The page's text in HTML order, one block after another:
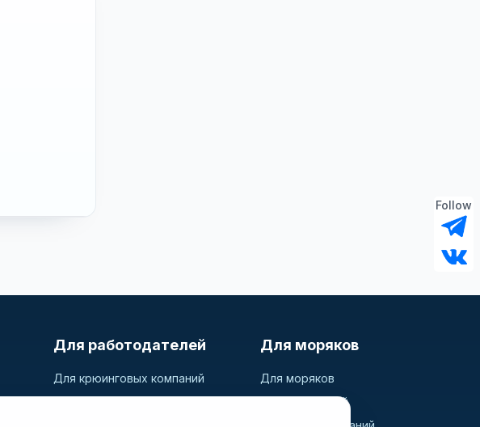
Follow
Для работодателей
Для крюинговых компаний
Для моряков
Для моряков
Поиск вакансий